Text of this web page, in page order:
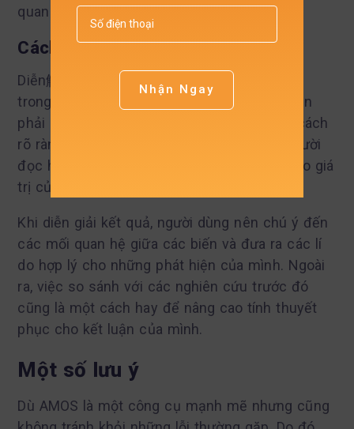
quan hệ giữa các biến trong mô hình.
Cách diễn giải kết quả
Diễn解 kết quả là một phần không thể thiếu
trong bất kỳ nghiên cứu nào. Người dùng cần
phải biết cách trình bày các phát hiện một cách
rõ ràng và logic. Điều này không chỉ giúp người
đọc hiểu rõ hơn về kết quả mà còn nâng cao giá
trị của nghiên cứu.
Khi diễn giải kết quả, người dùng nên chú ý đến
các mối quan hệ giữa các biến và đưa ra các lí
do hợp lý cho những phát hiện của mình. Ngoài
ra, việc so sánh với các nghiên cứu trước đó
cũng là một cách hay để nâng cao tính thuyết
phục cho kết luận của mình.
Một số lưu ý
Dù AMOS là một công cụ mạnh mẽ nhưng cũng
Nhận Ngay